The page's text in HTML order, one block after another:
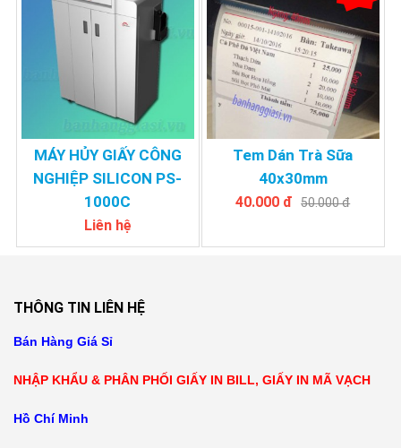
MÁY HỦY GIẤY CÔNG
NGHIỆP SILICON PS-
1000C
Liên hệ
Tem Dán Trà Sữa
40x30mm
40.000 đ 50.000 đ
THÔNG TIN LIÊN HỆ
Bán Hàng Giá Sỉ
NHẬP KHẨU & PHÂN PHỐI GIẤY IN BILL, GIẤY IN MÃ VẠCH
Hồ Chí Minh